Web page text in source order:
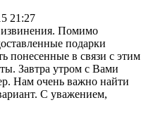
21:27
Помимо
подарки
понесенные в связи с этим
Завтра утром с Вами
Нам очень важно найти
С уважением,